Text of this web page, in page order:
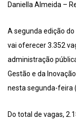
Daniella Almeida –
A segunda edição do
vai oferecer 3.352
administração
Gestão e da
nesta segunda-feira
Do total de vagas,